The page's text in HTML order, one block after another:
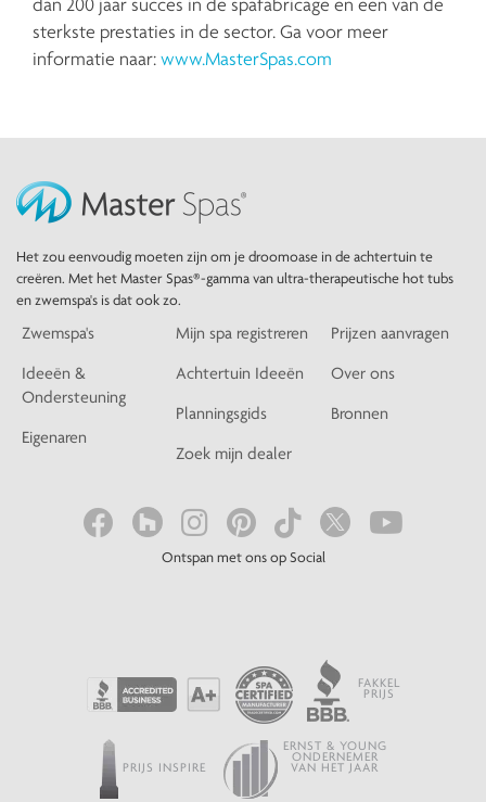
dan 200 jaar succes in de spafabricage en een van de
sterkste prestaties in de sector. Ga voor meer
informatie naar: www.MasterSpas.com
Het zou eenvoudig moeten zijn om je droomoase in de achtertuin te
creëren. Met het Master Spas®-gamma van ultra-therapeutische hot tubs
en zwemspa's is dat ook zo.
Zwemspa's
Ideeën &
Ondersteuning
Eigenaren
Mijn spa registreren
Achtertuin Ideeën
Planningsgids
Zoek mijn dealer
Prijzen aanvragen
Over ons
Bronnen
Ontspan met ons op Social
FAKKEL
PRIJS
PRIJS INSPIRE
ERNST & YOUNG
ONDERNEMER
VAN HET JAAR